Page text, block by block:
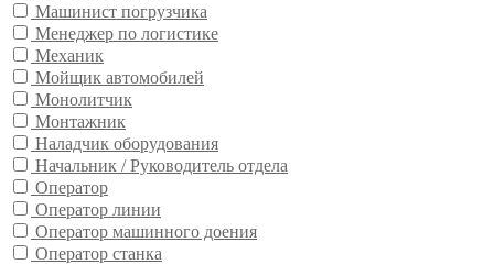
Машинист погрузчика
Менеджер по логистике
Механик
Мойщик автомобилей
Монолитчик
Монтажник
Наладчик оборудования
Начальник / Руководитель отдела
Оператор
Оператор линии
Оператор машинного доения
Оператор станка